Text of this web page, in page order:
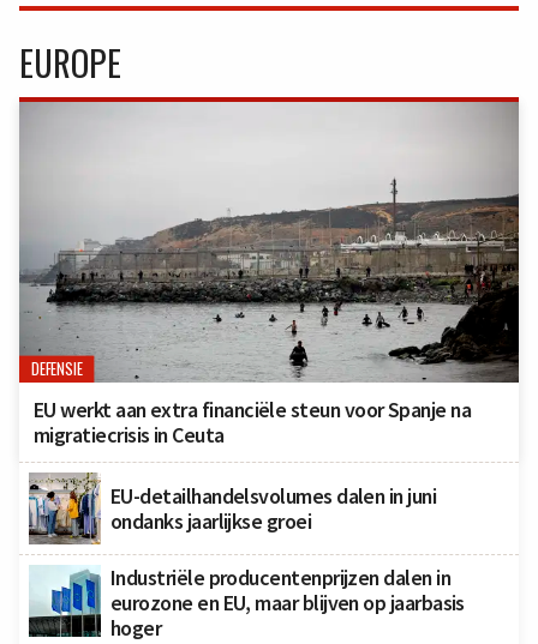
EUROPE
DEFENSIE
EU werkt aan extra financiële steun voor Spanje na
migratiecrisis in Ceuta
EU-detailhandelsvolumes dalen in juni
ondanks jaarlijkse groei
Industriële producentenprijzen dalen in
eurozone en EU, maar blijven op jaarbasis
hoger